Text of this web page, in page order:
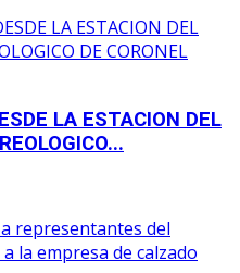
LA ESTACION DEL